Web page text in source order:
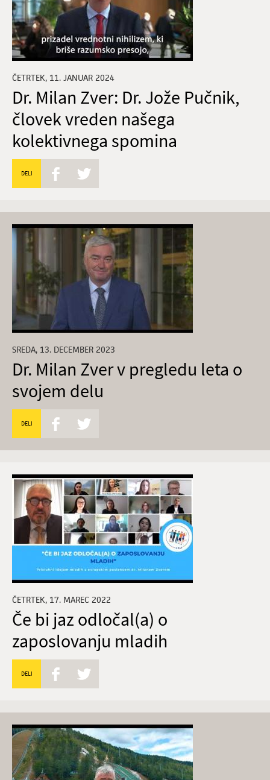
ČETRTEK, 11. JANUAR 2024
Dr. Milan Zver: Dr. Jože Pučnik,
človek vreden našega
kolektivnega spomina
DELI
SREDA, 13. DECEMBER 2023
Dr. Milan Zver v pregledu leta o
svojem delu
DELI
ČETRTEK, 17. MAREC 2022
Če bi jaz odločal(a) o
zaposlovanju mladih
DELI